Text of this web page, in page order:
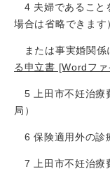
4 夫婦であること
場合は省略できます
または事実婚関
る申立書 [Wordフ
5 上田市不妊治療
局）
6 保険適用外の診
7 上田市不妊治療